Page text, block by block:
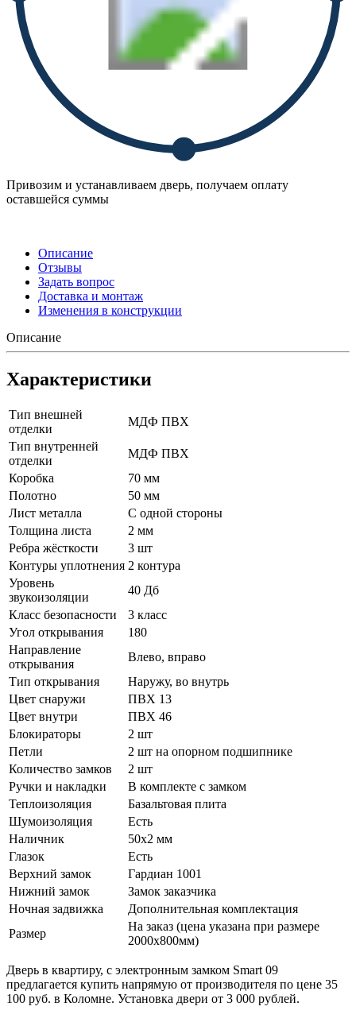
Привозим и устанавливаем дверь, получаем оплату
оставшейся суммы
Описание
Отзывы
Задать вопрос
Доставка и монтаж
Изменения в конструкции
Описание
Характеристики
Тип внешней
отделки
МДФ ПВХ
Тип внутренней
отделки
МДФ ПВХ
Коробка
70 мм
Полотно
50 мм
Лист металла
С одной стороны
Толщина листа
2 мм
Ребра жёсткости
3 шт
Контуры уплотнения 2 контура
Уровень
звукоизоляции
40 Дб
Класс безопасности
3 класс
Угол открывания
180
Направление
открывания
Влево, вправо
Тип открывания
Наружу, во внутрь
Цвет снаружи
ПВХ 13
Цвет внутри
ПВХ 46
Блокираторы
2 шт
Петли
2 шт на опорном подшипнике
Количество замков
2 шт
Ручки и накладки
В комплекте с замком
Теплоизоляция
Базальтовая плита
Шумоизоляция
Есть
Наличник
50х2 мм
Глазок
Есть
Верхний замок
Гардиан 1001
Нижний замок
Замок заказчика
Ночная задвижка
Дополнительная комплектация
Размер
На заказ (цена указана при размере
2000х800мм)
Дверь в квартиру, с электронным замком Smart 09
предлагается купить напрямую от производителя по цене 35
100 руб. в Коломне. Установка двери от 3 000 рублей.